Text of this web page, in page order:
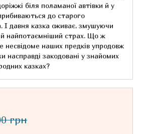
біля поламаної автівки й у
до старого
І давня казка оживає, змушуючи
найпотаємніший страх. Що ж
несвідоме наших предків упродовж
насправді закодовані у знайомих
казках?
грн